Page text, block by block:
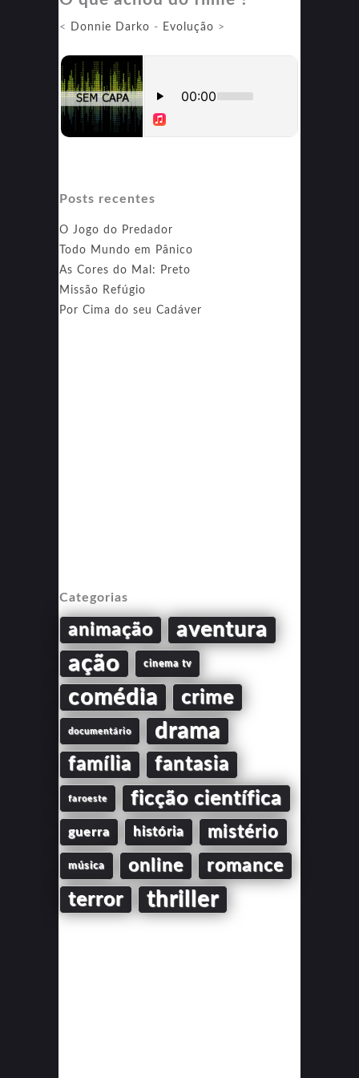
Americano
< Donnie Darko - Evolução >
Posts recentes
O Jogo do Predador
Todo Mundo em Pânico
As Cores do Mal: Preto
Missão Refúgio
Por Cima do seu Cadáver
Categorias
animação aventura
ação cinema tv
comédia crime
documentário drama
família fantasia
faroeste ficção científica
guerra história mistério
música online romance
terror thriller